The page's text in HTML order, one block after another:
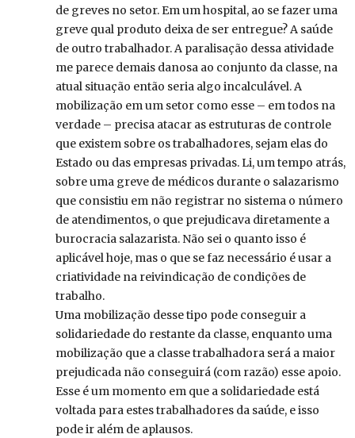
de greves no setor. Em um hospital, ao se fazer uma
greve qual produto deixa de ser entregue? A saúde
de outro trabalhador. A paralisação dessa atividade
me parece demais danosa ao conjunto da classe, na
atual situação então seria algo incalculável. A
mobilização em um setor como esse – em todos na
verdade – precisa atacar as estruturas de controle
que existem sobre os trabalhadores, sejam elas do
Estado ou das empresas privadas. Li, um tempo atrás,
sobre uma greve de médicos durante o salazarismo
que consistiu em não registrar no sistema o número
de atendimentos, o que prejudicava diretamente a
burocracia salazarista. Não sei o quanto isso é
aplicável hoje, mas o que se faz necessário é usar a
criatividade na reivindicação de condições de
trabalho.
Uma mobilização desse tipo pode conseguir a
solidariedade do restante da classe, enquanto uma
mobilização que a classe trabalhadora será a maior
prejudicada não conseguirá (com razão) esse apoio.
Esse é um momento em que a solidariedade está
voltada para estes trabalhadores da saúde, e isso
pode ir além de aplausos.